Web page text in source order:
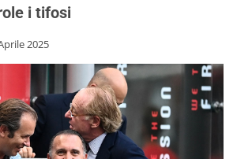
i tifosi
2025